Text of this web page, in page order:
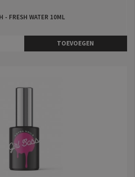
- FRESH WATER 10ML
TOEVOEGEN